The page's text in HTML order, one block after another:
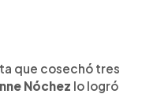
que cosechó tres
Nóchez lo logró